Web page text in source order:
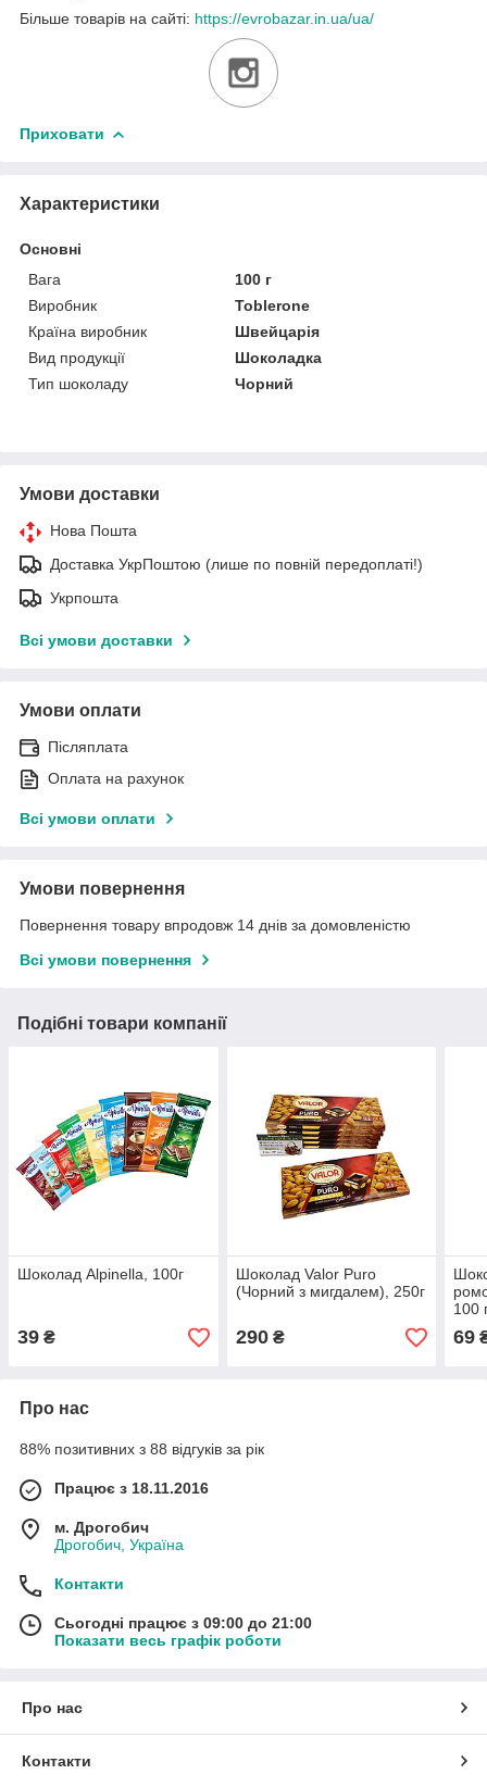
Більше товарів на сайті: https://evrobazar.in.ua/ua/
Приховати
Характеристики
Основні
Вага
100 г
Виробник
Toblerone
Країна виробник
Швейцарія
Вид продукції
Шоколадка
Тип шоколаду
Чорний
Умови доставки
Нова Пошта
Доставка УкрПоштою (лише по повній передоплаті!)
Укрпошта
Всі умови доставки
Умови оплати
Післяплата
Оплата на рахунок
Всі умови оплати
Умови повернення
Повернення товару впродовж 14 днів за домовленістю
Всі умови повернення
Подібні товари компанії
Шоколад Alpinella, 100г
39 ₴
Шоколад Valor Puro
(Чорний з мигдалем), 250г
290₴
100
69
Про нас
88% позитивних з 88 відгуків за рік
Працює з 18.11.2016
м. Дрогобич
Дрогобич, Україна
Контакти
Сьогодні працює з 09:00 до 21:00
Показати весь графік роботи
Про нас
Контакти